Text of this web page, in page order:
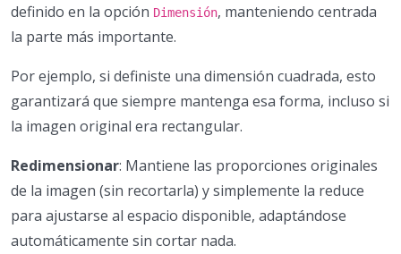
definido en la opción Dimensión, manteniendo centrada
la parte más importante.
Por ejemplo, si definiste una dimensión cuadrada, esto
garantizará que siempre mantenga esa forma, incluso si
la imagen original era rectangular.
Redimensionar: Mantiene las proporciones originales
de la imagen (sin recortarla) y simplemente la reduce
para ajustarse al espacio disponible, adaptándose
automáticamente sin cortar nada.